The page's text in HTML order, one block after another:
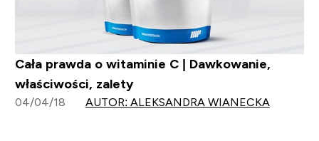
Cała prawda o witaminie C | Dawkowanie,
właściwości, zalety
04/04/18 AUTOR: ALEKSANDRA WIANECKA